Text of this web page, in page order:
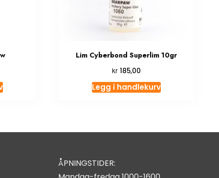
Lim Cyberbond Superlim 10gr
kr185,00
Legg i handlekurv
ÅPNINGSTIDER: